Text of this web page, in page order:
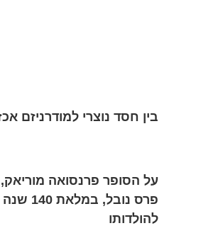
בין חסד נוצרי למודרניזם
על הסופר פרנסואה
פרס נובל, במלאת 140 שנה
להולדותו